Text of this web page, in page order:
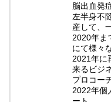
脳出血発
左半身不
産して、
2020年ま
にて様々
2021年に
来るビジ
プロコー
2022年個